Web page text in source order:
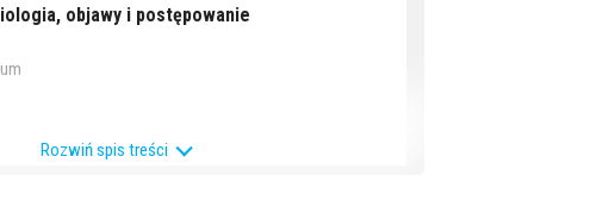
objawy i postępowanie
Rozwiń spis treści